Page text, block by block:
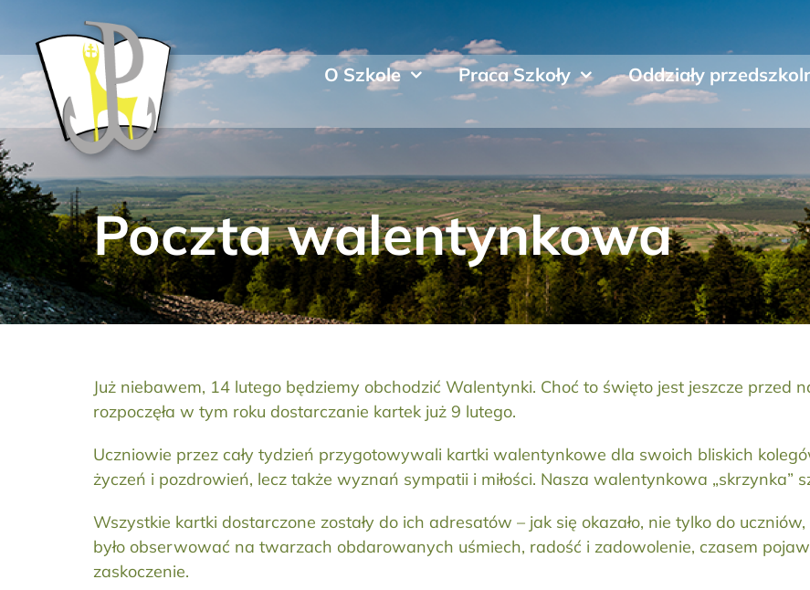
zawartości
O Szkole Praca Szkoły Oddziały
Poczta walentynkowa
Już niebawem, 14 lutego będziemy obchodzić Walentynki. Choć to święto jest jeszcze przed
rozpoczęła w tym roku dostarczanie kartek już 9 lutego.
Uczniowie przez cały tydzień przygotowywali kartki walentynkowe dla swoich bliskich
życzeń i pozdrowień, lecz także wyznań sympatii i miłości. Nasza walentynkowa „skrzynka”
Wszystkie kartki dostarczone zostały do ich adresatów – jak się okazało, nie tylko do
było obserwować na twarzach obdarowanych uśmiech, radość i zadowolenie, czasem
zaskoczenie.